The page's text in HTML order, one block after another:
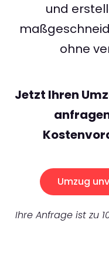
und
ohne
Jetzt Ihren
Umzug
Ihre Anfrage ist zu